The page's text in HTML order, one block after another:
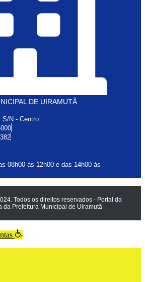
DE UIRAMUTÃ
S/N - Centro
08h00 às 12h00 e das 14h00 às
Todos os direitos reservados - Portal da
da Prefeitura Municipal de Uiramutã